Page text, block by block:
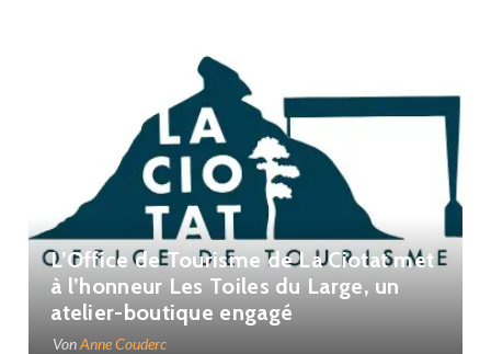
L’Office de Tourisme de La Ciotat met
à l’honneur Les Toiles du Large, un
atelier-boutique engagé
VonAnne Couderc